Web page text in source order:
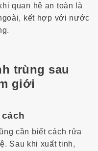
quan hệ an toàn là
kết hợp với nước
trùng sau
giới
cần biếtcách rửa
. Sau khi xuất tinh,